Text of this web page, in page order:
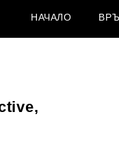
НАЧАЛО